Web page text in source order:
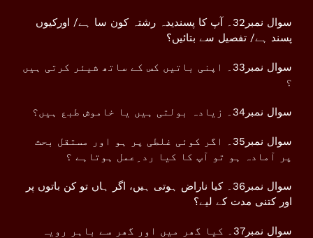
سوال نمبر32۔ آپ کا پسندیدہ رشتہ کون سا ہے/ اورکیوں
پسند ہے/ تفصیل سے بتائیں؟
سوال نمبر33۔ اپنی باتیں کس کے ساتھ شیئر کرتی ہیں
؟
سوال نمبر34۔ زیادہ بولتی ہیں یا خاموش طبع ہیں؟
سوال نمبر35۔ اگر کوئی غلطی پر ہو اور مستقل بحث
پر آمادہ ہو تو آپ کا کیا رد ِعمل ہوتاہے ؟
سوال نمبر36۔ کیا ناراض ہوتی ہیں، اگر ہاں تو کن باتوں پر
اور کتنی مدت کے لیے؟
سوال نمبر37۔ کیا گھر میں اور گھر سے باہر رویہ